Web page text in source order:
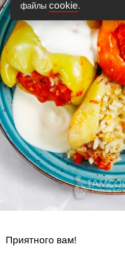
файлы cookie.
Приятного вам!